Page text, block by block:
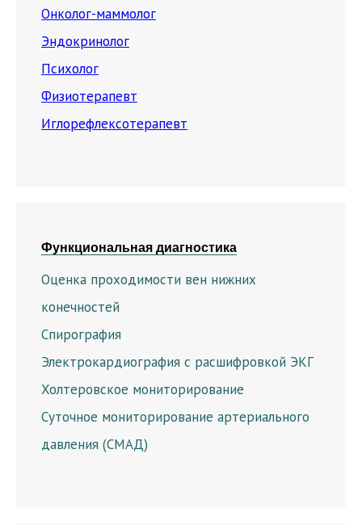
Онколог-маммолог
Эндокринолог
Психолог
Физиотерапевт
Иглорефлексотерапевт
Функциональная диагностика
Оценка проходимости вен нижних
конечностей
Спирография
Электрокардиография с расшифровкой ЭКГ
Холтеровское мониторирование
Суточное мониторирование артериального
давления (СМАД)